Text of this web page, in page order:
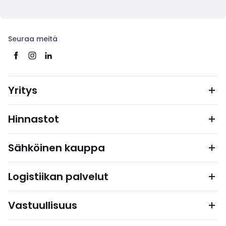
Seuraa meitä
Yritys
Hinnastot
Sähköinen kauppa
Logistiikan palvelut
Vastuullisuus